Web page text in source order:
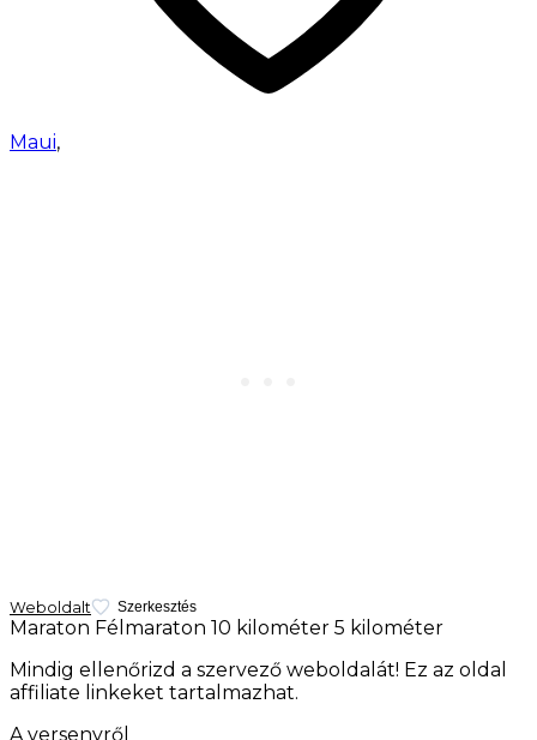
Maui,
Weboldalt Szerkesztés
Maraton Félmaraton 10 kilométer 5 kilométer
Mindig ellenőrizd a szervező weboldalát! Ez az oldal
affiliate linkeket tartalmazhat.
A versenyről